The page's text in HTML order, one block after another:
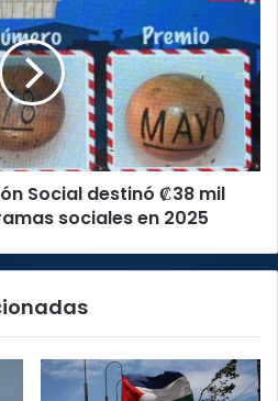
Social destinó ₡38 mil
sociales en 2025